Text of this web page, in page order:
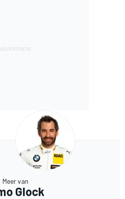
Meer van
Glock